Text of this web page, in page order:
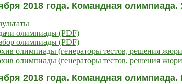
2018 года. Командная
олимпиады (PDF)
олимпиады (PDF)
олимпиады (генераторы тестов, решения
олимпиады (генераторы тестов, решения
2018 года. Командная